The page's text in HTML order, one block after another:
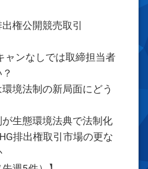
権公開競売取引
ャンなしでは取締担当者
境法制の新局面にどう
生態環境法典で法制化
排出権取引市場の更な